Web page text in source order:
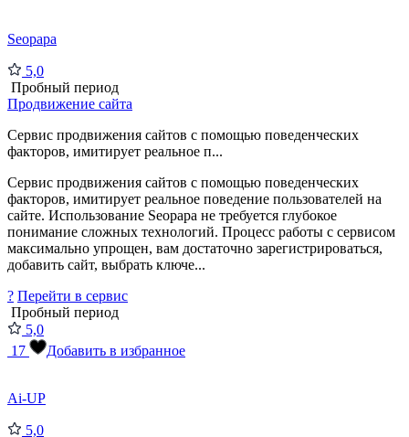
Seopapa
5,0
Пробный период
Продвижение сайта
Сервис продвижения сайтов с помощью поведенческих
факторов, имитирует реальное п...
Сервис продвижения сайтов с помощью поведенческих
факторов, имитирует реальное поведение пользователей на
сайте. Использование Seopapa не требуется глубокое
понимание сложных технологий. Процесс работы с сервисом
максимально упрощен, вам достаточно зарегистрироваться,
добавить сайт, выбрать ключе...
? Перейти в сервис
Пробный период
5,0
17
Добавить в избранное
Ai-UP
5,0